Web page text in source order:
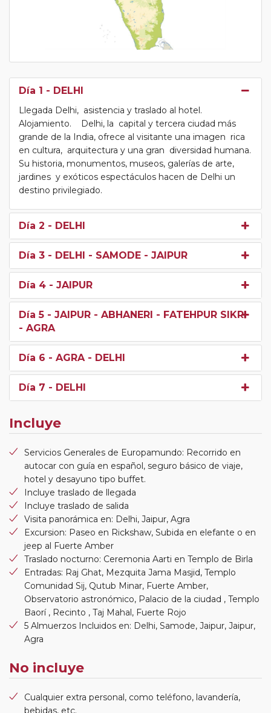
Día 1 - DELHI
Llegada Delhi, asistencia y traslado al hotel.
Alojamiento. Delhi, la capital y tercera ciudad más
grande de la India, ofrece al visitante una imagen rica
en cultura, arquitectura y una gran diversidad humana.
Su historia, monumentos, museos, galerías de arte,
jardines y exóticos espectáculos hacen de Delhi un
destino privilegiado.
Día 2 - DELHI
Día 3 - DELHI - SAMODE - JAIPUR
Día 4 - JAIPUR
Día 5 - JAIPUR - ABHANERI - FATEHPUR SIKRI
- AGRA
Día 6 - AGRA - DELHI
Día 7 - DELHI
Incluye
Servicios Generales de Europamundo: Recorrido en
autocar con guía en español, seguro básico de viaje,
hotel y desayuno tipo buffet.
Incluye traslado de llegada
Incluye traslado de salida
Visita panorámica en: Delhi, Jaipur, Agra
Excursion: Paseo en Rickshaw, Subida en elefante o en
jeep al Fuerte Amber
Traslado nocturno: Ceremonia Aarti en Templo de Birla
Entradas: Raj Ghat, Mezquita Jama Masjid, Templo
Comunidad Sij, Qutub Minar, Fuerte Amber,
Observatorio astronómico, Palacio de la ciudad , Templo
Baorí , Recinto , Taj Mahal, Fuerte Rojo
5 Almuerzos Incluidos en: Delhi, Samode, Jaipur, Jaipur,
Agra
No incluye
Cualquier extra personal, como teléfono, lavandería,
bebidas, etc.